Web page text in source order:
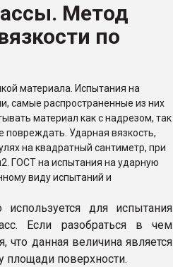
Метод
по
материала. Испытания на
самые распространенные из них
материал как с надрезом, так
повреждать. Ударная вязкость,
на квадратный сантиметр, при
ГОСТ на испытания на ударную
виду испытаний и
для испытания
Если разобраться в чем
что данная величина является
площади поверхности.